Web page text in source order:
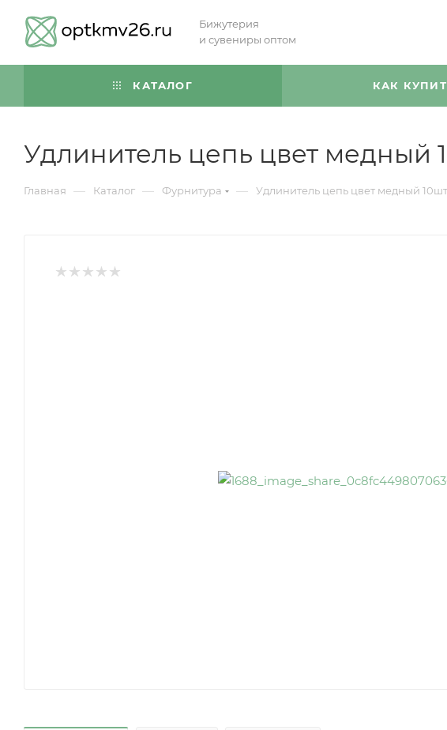
Бижутерия
и сувениры оптом
КАТАЛОГ КАК
Удлинитель цепь цвет медный
Главная — Каталог — Фурнитура — Удлинитель цепь цвет медный